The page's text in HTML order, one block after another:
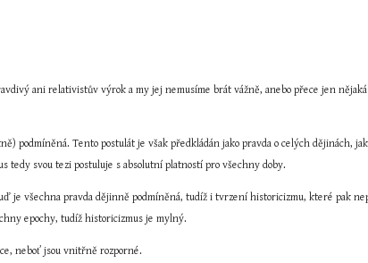
ani relativistův výrok a my jej nemusíme brát vážně, anebo přece jen nějaká
podmíněná. Tento postulát je však předkládán jako pravda o celých dějinách,
tedy svou tezi postuluje s absolutní platností pro všechny doby.
je všechna pravda dějinně podmíněná, tudíž i tvrzení historicizmu, které pak
epochy, tudíž historicizmus je mylný.
neboť jsou vnitřně rozporné.